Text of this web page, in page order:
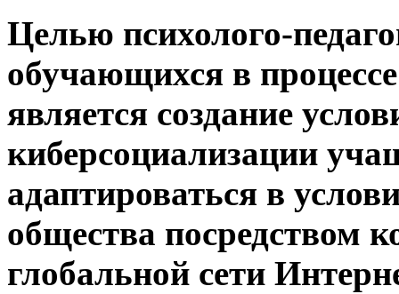
Целью психолого-
обучающихся в
является создание
киберсоциализации
адаптироваться в
общества посредством
глобальной сети